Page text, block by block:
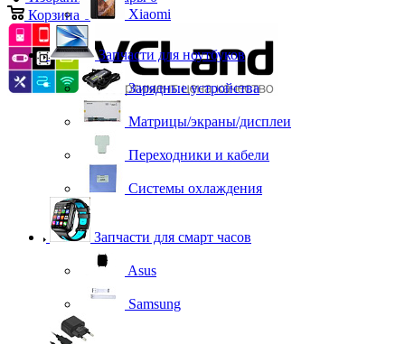
Корзина
Xiaomi
Запчасти для ноутбуков
Зарядные устройства
Матрицы/экраны/дисплеи
Переходники и кабели
Системы охлаждения
Запчасти для смарт часов
Asus
Samsung